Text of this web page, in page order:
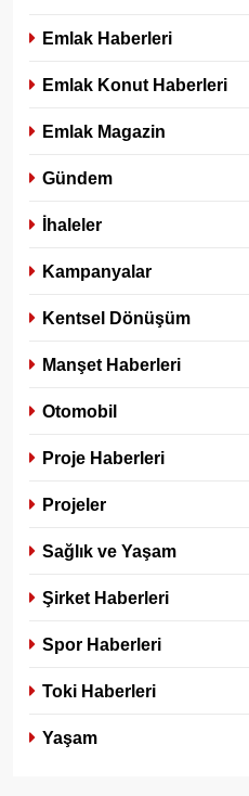
Emlak Haberleri
Emlak Konut Haberleri
Emlak Magazin
Gündem
İhaleler
Kampanyalar
Kentsel Dönüşüm
Manşet Haberleri
Otomobil
Proje Haberleri
Projeler
Sağlık ve Yaşam
Şirket Haberleri
Spor Haberleri
Toki Haberleri
Yaşam